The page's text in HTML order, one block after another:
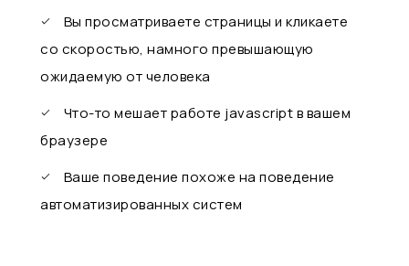
Вы просматриваете страницы и кликаете
со скоростью, намного превышающую
ожидаемую от человека
Что-то мешает работе javascript в вашем
браузере
Ваше поведение похоже на поведение
автоматизированных систем